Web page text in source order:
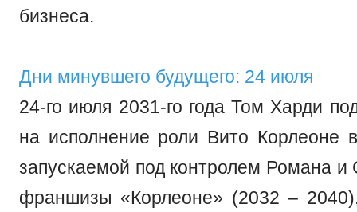
бизнеса.
Дни минувшего будущего: 24 июля
24-го июля 2031-го года Том Харди
на исполнение роли Вито Корлеоне
запускаемой под контролем Романа
франшизы «Корлеоне» (2032 –